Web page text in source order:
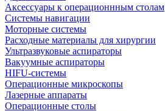
Аксессуары к операционнным столам
Системы навигации
Моторные системы
Расходные материалы для хирургии
Ультразвуковые аспираторы
Вакуумные аспираторы
HIFU-системы
Операционные микроскопы
Лазерные аппараты
Операционные столы